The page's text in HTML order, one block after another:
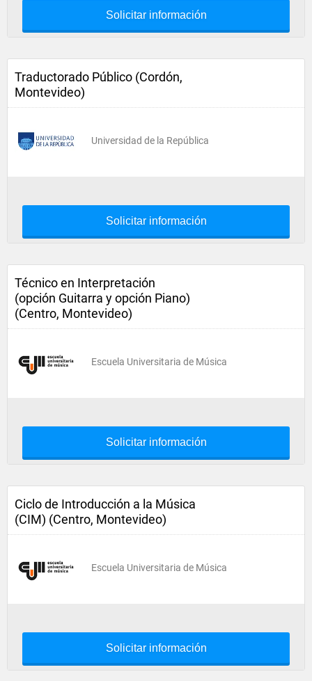
Solicitar información
Traductorado Público (Cordón,
Montevideo)
Universidad de la República
Solicitar información
Técnico en Interpretación
(opción Guitarra y opción Piano)
(Centro, Montevideo)
Escuela Universitaria de Música
Solicitar información
Ciclo de Introducción a la Música
(CIM) (Centro, Montevideo)
Escuela Universitaria de Música
Solicitar información